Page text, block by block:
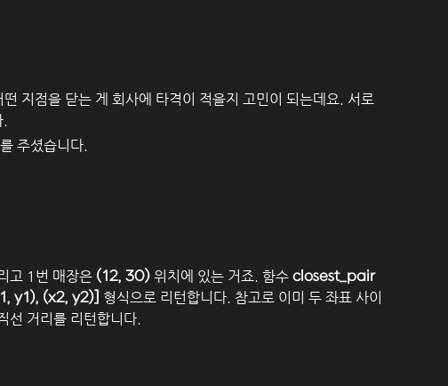
지점을 닫는 게 회사에 타격이 적을지 고민이 되는데요. 서로
주셨습니다.
고 1번 매장은 (12, 30)위치에 있는 거죠. 함수 closest_pair
y1), (x2, y2)]
형식으로 리턴합니다. 참고로 이미 두 좌표 사이
선 거리를 리턴합니다.